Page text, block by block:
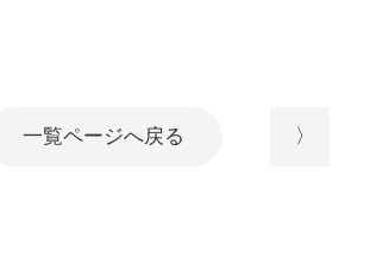
一覧ページへ戻る 〉